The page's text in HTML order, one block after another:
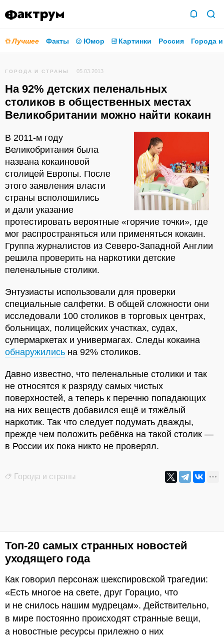
Лучшее Факты Юмор Картинки Россия Города
ГОРОДА И СТРАНЫ 05.03.2013
На 92% детских пеленальных
столиков в общественных местах
Великобритании можно найти кокаин
В 2011-м году
Великобритания была
названа кокаиновой
столицей Европы. После
этого заявления власти
страны всполошились
и дали указание
протестировать вероятные «горячие точки», где
мог распространяться или применяться кокаин.
Группа журналистов из Северо-Западной Англии
решила проверить на наркотики детские
пеленальные столики.
Энтузиасты использовали для проверки
специальные салфетки. В общей сложности они
исследовали 100 столиков в торговых центрах,
больницах, полицейских участках, судах,
супермаркетах и универмагах. Следы кокаина
обнаружились на 92% столиков.
Давно известно, что пеленальные столики и так
не относятся к разряду самых чистых
поверхностей, а теперь к перечню попадающих
на них веществ добавился ещё и тяжёлый
наркотик. Так что следует подумать дважды,
прежде чем положить ребёнка на такой столик —
в России их пока никто не проверял.
Города и страны
Топ-20 самых странных новостей
уходящего года
Как говорил персонаж шекспировской трагедии:
«Есть многое на свете, друг Горацио, что
и не снилось нашим мудрецам». Действительно,
в мире постоянно происходят странные вещи,
а новостные ресурсы прилежно о них